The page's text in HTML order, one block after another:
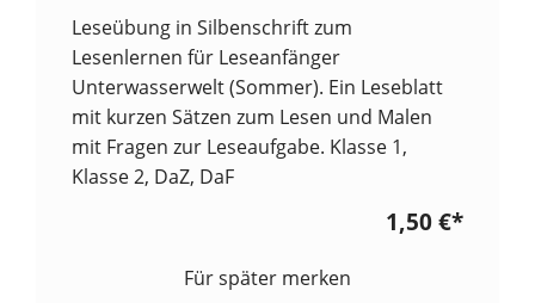
Leseübung in Silbenschrift zum
Lesenlernen für Leseanfänger
Unterwasserwelt (Sommer). Ein Leseblatt
mit kurzen Sätzen zum Lesen und Malen
mit Fragen zur Leseaufgabe. Klasse 1,
Klasse 2, DaZ, DaF
1,50 €*
Für später merken